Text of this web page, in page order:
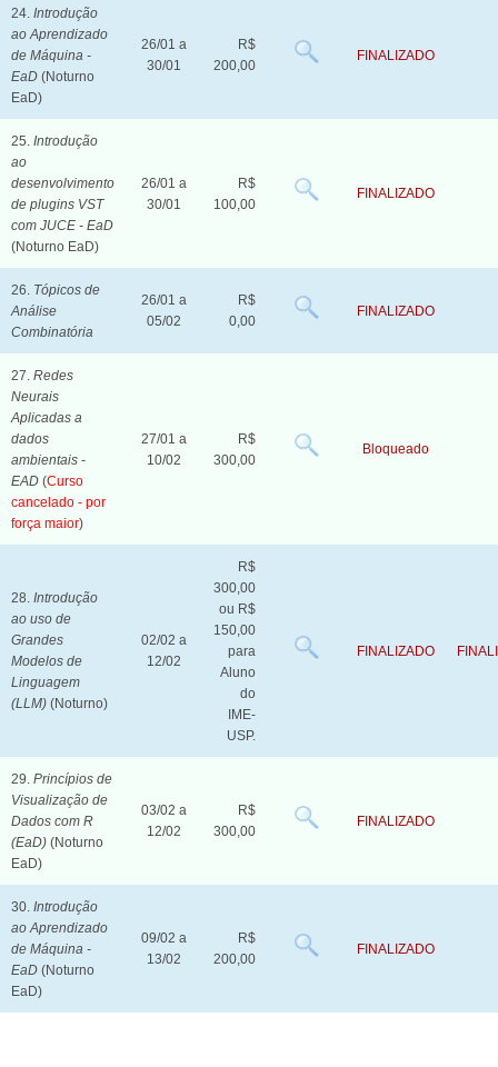
24. Introdução
ao Aprendizado
de Máquina -
EaD (Noturno
EaD)
26/01 a
30/01
R$
200,00
FINALIZADO
25. Introdução
ao
desenvolvimento
de plugins VST
com JUCE - EaD
(Noturno EaD)
26/01 a
30/01
R$
100,00
FINALIZADO
26. Tópicos de
Análise
Combinatória
26/01 a
05/02
R$
0,00
FINALIZADO
27. Redes
Neurais
Aplicadas a
dados
ambientais -
EAD (Curso
cancelado - por
força maior)
27/01 a
10/02
R$
300,00
Bloqueado
28. Introdução
ao uso de
Grandes
Modelos de
Linguagem
(LLM) (Noturno)
02/02 a
12/02
R$
300,00
ou R$
150,00
para
Aluno
do
IME-
USP.
FINALIZADO
29. Princípios de
Visualização de
Dados com R
(EaD) (Noturno
EaD)
03/02 a
12/02
R$
300,00
FINALIZADO
30. Introdução
ao Aprendizado
de Máquina -
EaD (Noturno
EaD)
09/02 a
13/02
R$
200,00
FINALIZADO